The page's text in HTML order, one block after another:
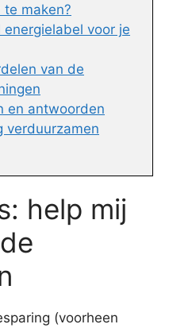
maken?
energielabel voor je
van de
en antwoorden
verduurzamen
help mij
(voorheen